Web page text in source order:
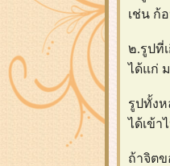
เช่น ก้
๒.รูปที่
ได้แก่
รูปทั้ง
ได้เข้
ถ้าจิต